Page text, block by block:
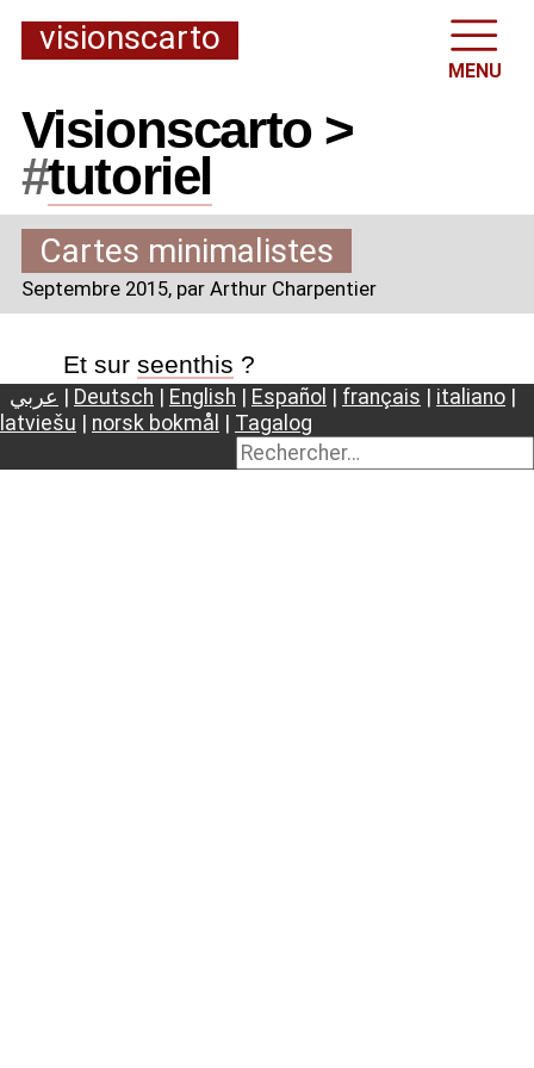
visionscarto
MENU
Visionscarto >
#tutoriel
Cartes minimalistes
Septembre 2015, par Arthur Charpentier
Et sur seenthis ?
عربي Deutsch English Español français italiano
latviešu
norsk bokmål Tagalog